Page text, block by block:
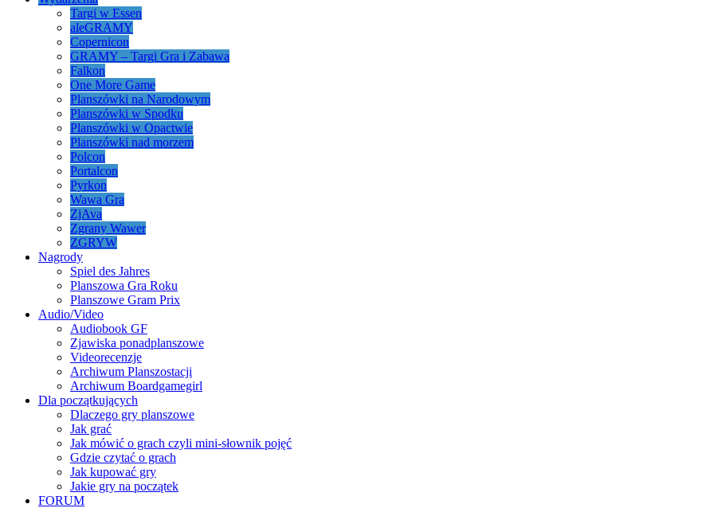
Targi w Essen
aleGRAMY
Copernicon
GRAMY – Targi Gra i Zabawa
Falkon
One More Game
Planszówki na Narodowym
Planszówki w Spodku
Planszówki w Opactwie
Planszówki nad morzem
Polcon
Portalcon
Pyrkon
Wawa Gra
ZjAva
Zgrany Wawer
ZGRYW
Nagrody
Spiel des Jahres
Planszowa Gra Roku
Planszowe Gram Prix
Audio/Video
Audiobook GF
Zjawiska ponadplanszowe
Videorecenzje
Archiwum Planszostacji
Archiwum Boardgamegirl
Dla początkujących
Dlaczego gry planszowe
Jak grać
Jak mówić o grach czyli mini-słownik pojęć
Gdzie czytać o grach
Jak kupować gry
Jakie gry na początek
FORUM